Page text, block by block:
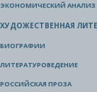
ЭКОНОМИЧЕСКИЙ АНАЛИЗ
ХУДОЖЕСТВЕННАЯ
БИОГРАФИИ
ЛИТЕРАТУРОВЕДЕНИЕ
РОССИЙСКАЯ ПРОЗА